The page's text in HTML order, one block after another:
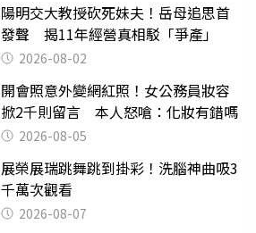
陽明交大教授砍死妹夫！岳母追思首
發聲 揭11年經營真相駁「爭產」
2026-08-02
開會照意外變網紅照！女公務員妝容
掀2千則留言 本人怒嗆：化妝有錯嗎
2026-08-05
展榮展瑞跳舞跳到掛彩！洗腦神曲吸3
千萬次觀看
2026-08-07